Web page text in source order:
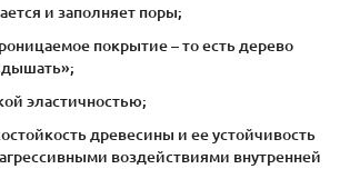
и заполняет поры;
покрытие – то есть дерево
эластичностью;
древесины и ее устойчивость
воздействиями внутренней